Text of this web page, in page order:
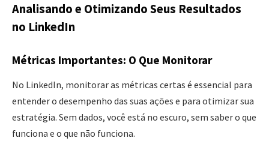
Analisando e Otimizando Seus Resultados
no LinkedIn
Métricas Importantes: O Que Monitorar
No LinkedIn, monitorar as métricas certas é essencial para
entender o desempenho das suas ações e para otimizar sua
estratégia. Sem dados, você está no escuro, sem saber o que
funciona e o que não funciona.